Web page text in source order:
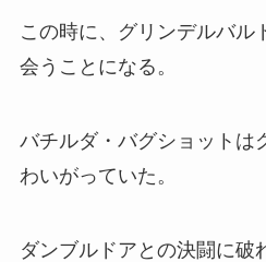
この時に、グリンデルバル
会うことになる。
バチルダ・バグショットは
わいがっていた。
ダンブルドアとの決闘に破